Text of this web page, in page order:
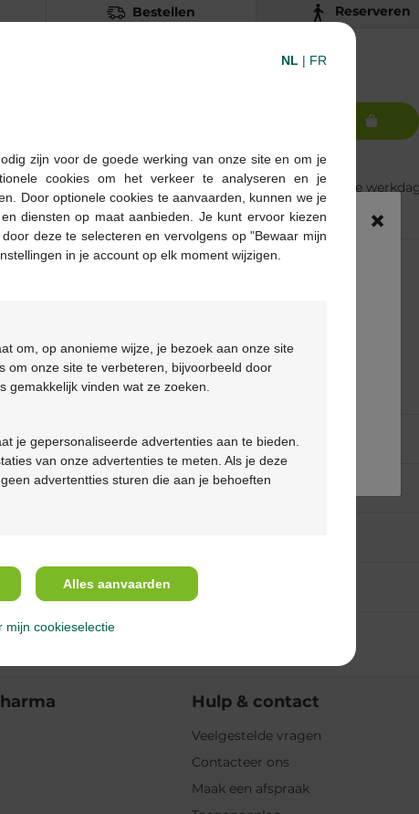
Bestellen Reserveren
In winkelmandje
Max. aantal = 12
Op werkdagen vóór 12u besteld, volgende werkdag
geleverd
Gratislevering in je Multipharma apotheek
Productbeschrijving
Beschrijving
Eigenschappen
Gebruik
Ingrediënten
Hulp & contact
Veelgestelde vragen
Contacteer ons
Maak een afspraak
×
in het nederlands
NL | FR
zijn voor de goede werking van onze site en om je
cookies om het verkeer te analyseren en je
Door optionele cookies te aanvaarden, kunnen we je
diensten op maat aanbieden. Je kunt ervoor kiezen
deze te selecteren en vervolgens op "Bewaar mijn
in je account op elk moment wijzigen.
om, op anonieme wijze, je bezoek aan onze site
om onze site te verbeteren, bijvoorbeeld door
gemakkelijk vinden wat ze zoeken.
je gepersonaliseerde advertenties aan te bieden.
van onze advertenties te meten. Als je deze
advertentties sturen die aan je behoeften
Alles aanvaarden
mijn cookieselectie